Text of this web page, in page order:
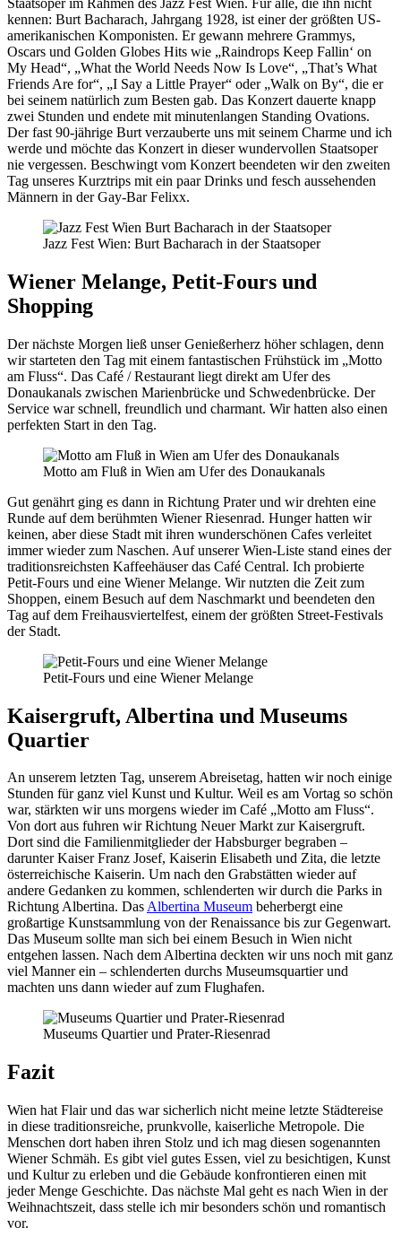
kennen: Burt Bacharach, Jahrgang 1928, ist einer der größten US-
amerikanischen Komponisten. Er gewann mehrere Grammys,
Oscars und Golden Globes Hits wie „Raindrops Keep Fallin‘ on
My Head“, „What the World Needs Now Is Love“, „That’s What
Friends Are for“, „I Say a Little Prayer“ oder „Walk on By“, die er
bei seinem natürlich zum Besten gab. Das Konzert dauerte knapp
zwei Stunden und endete mit minutenlangen Standing Ovations.
Der fast 90-jährige Burt verzauberte uns mit seinem Charme und ich
werde und möchte das Konzert in dieser wundervollen Staatsoper
nie vergessen. Beschwingt vom Konzert beendeten wir den zweiten
Tag unseres Kurztrips mit ein paar Drinks und fesch aussehenden
Männern in der Gay-Bar Felixx.
Jazz Fest Wien: Burt Bacharach in der Staatsoper
Wiener Melange, Petit-Fours und
Shopping
Der nächste Morgen ließ unser Genießerherz höher schlagen, denn
wir starteten den Tag mit einem fantastischen Frühstück im „Motto
am Fluss“. Das Café / Restaurant liegt direkt am Ufer des
Donaukanals zwischen Marienbrücke und Schwedenbrücke. Der
Service war schnell, freundlich und charmant. Wir hatten also einen
perfekten Start in den Tag.
Motto am Fluß in Wien am Ufer des Donaukanals
Gut genährt ging es dann in Richtung Prater und wir drehten eine
Runde auf dem berühmten Wiener Riesenrad. Hunger hatten wir
keinen, aber diese Stadt mit ihren wunderschönen Cafes verleitet
immer wieder zum Naschen. Auf unserer Wien-Liste stand eines der
traditionsreichsten Kaffeehäuser das Café Central. Ich probierte
Petit-Fours und eine Wiener Melange. Wir nutzten die Zeit zum
Shoppen, einem Besuch auf dem Naschmarkt und beendeten den
Tag auf dem Freihausviertelfest, einem der größten Street-Festivals
der Stadt.
Petit-Fours und eine Wiener Melange
Kaisergruft, Albertina und Museums
Quartier
An unserem letzten Tag, unserem Abreisetag, hatten wir noch einige
Stunden für ganz viel Kunst und Kultur. Weil es am Vortag so schön
war, stärkten wir uns morgens wieder im Café „Motto am Fluss“.
Von dort aus fuhren wir Richtung Neuer Markt zur Kaisergruft.
Dort sind die Familienmitglieder der Habsburger begraben –
darunter Kaiser Franz Josef, Kaiserin Elisabeth und Zita, die letzte
österreichische Kaiserin. Um nach den Grabstätten wieder auf
andere Gedanken zu kommen, schlenderten wir durch die Parks in
Richtung Albertina. DasAlbertina Museum beherbergt eine
großartige Kunstsammlung von der Renaissance bis zur Gegenwart.
Das Museum sollte man sich bei einem Besuch in Wien nicht
entgehen lassen. Nach dem Albertina deckten wir uns noch mit ganz
viel Manner ein – schlenderten durchs Museumsquartier und
machten uns dann wieder auf zum Flughafen.
Museums Quartier und Prater-Riesenrad
Fazit
Wien hat Flair und das war sicherlich nicht meine letzte Städtereise
in diese traditionsreiche, prunkvolle, kaiserliche Metropole. Die
Menschen dort haben ihren Stolz und ich mag diesen sogenannten
Wiener Schmäh. Es gibt viel gutes Essen, viel zu besichtigen, Kunst
und Kultur zu erleben und die Gebäude konfrontieren einen mit
jeder Menge Geschichte. Das nächste Mal geht es nach Wien in der
Weihnachtszeit, dass stelle ich mir besonders schön und romantisch
vor.